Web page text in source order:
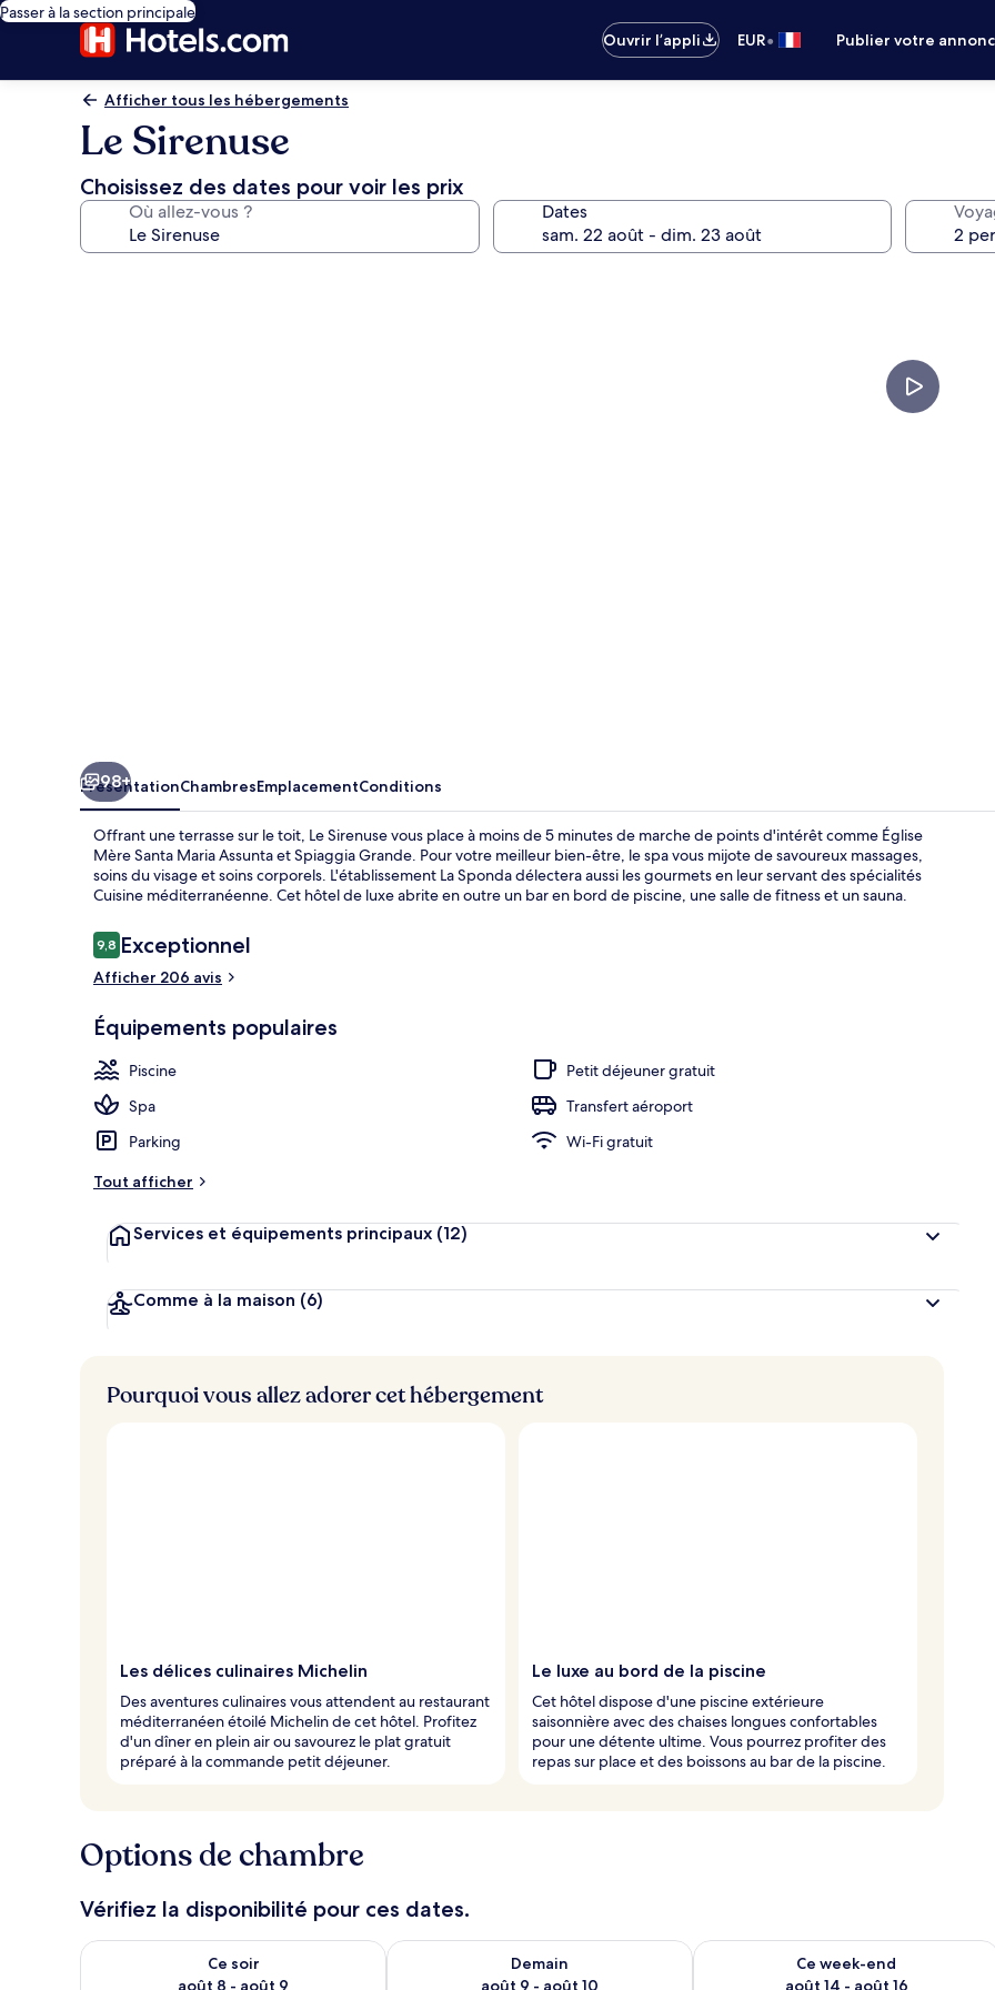
Passer à la section principale
Ouvrir l’appli
EUR• Publier votre
Afficher tous les hébergements
Le Sirenuse
Choisissez des dates pour voir les prix
Où allez-vous ? Dates
98+
PrésentationChambresEmplacementConditions
Offrant une terrasse sur le toit, Le Sirenuse vous place à moins de 5 minutes de marche de points d'intérêt comme Église
Mère Santa Maria Assunta et Spiaggia Grande. Pour votre meilleur bien-être, le spa vous mijote de savoureux massages,
soins du visage et soins corporels. L'établissement La Sponda délectera aussi les gourmets en leur servant des spécialités
Cuisine méditerranéenne. Cet hôtel de luxe abrite en outre un bar en bord de piscine, une salle de fitness et un sauna.
Avis
voyageurs
9,89,8 sur 10
Exceptionnel
Afficher 206 avis
Équipements populaires
Piscine
Petit déjeuner gratuit
Spa
Transfert aéroport
Parking
Wi-Fi gratuit
Tout afficher
Services et équipements principaux (12)
Comme à la maison (6)
Pourquoi vous allez adorer cet hébergement
Les délices culinaires Michelin
Des aventures culinaires vous attendent au restaurant
méditerranéen étoilé Michelin de cet hôtel. Profitez
d'un dîner en plein air ou savourez le plat gratuit
préparé à la commande petit déjeuner.
Le luxe au bord de la piscine
Cet hôtel dispose d'une piscine extérieure
saisonnière avec des chaises longues confortables
pour une détente ultime. Vous pourrez profiter des
repas sur place et des boissons au bar de la piscine.
Options de chambre
Vérifiez la disponibilité pour ces dates.
Ce soir
août 8 - août 9
Vérifier la disponibilité pour ce soir août 8 - août 9
Demain
août 9 - août 10
Vérifier la disponibilité pour demain août 9 - août 10
Ce week-end
août 14 - août 16
Vérifier la disponibilité pour ce week-